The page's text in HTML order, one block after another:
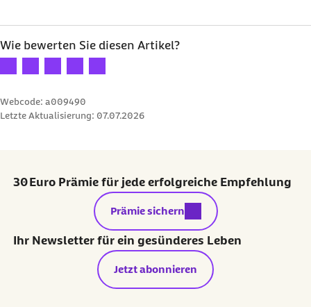
Wie bewerten Sie diesen Artikel?
Webcode: a009490
Letzte Aktualisierung: 07.07.2026
30 Euro Prämie für jede erfolgreiche Empfehlung
externer Link:
Prämie sichern
Ihr Newsletter für ein gesünderes Leben
Jetzt abonnieren